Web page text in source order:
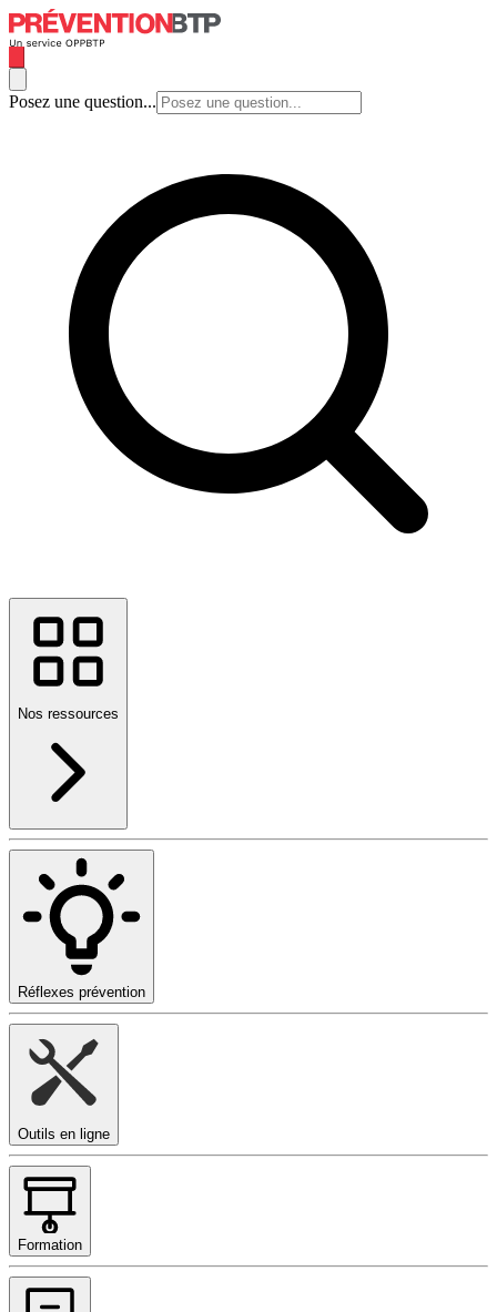
Posez une question...
Nos ressources
Réflexes prévention
Outils en ligne
Formation